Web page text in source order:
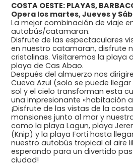
COSTA OESTE: PLAYAS,
Opera los martes, Jueves y
La mejor combinación de viaje
autobús/catamaran.
Disfrute de las espectaculares
en nuestro catamaran, disfrute
cristalinas. Visitaremos la playa
playa de Cas Abao.
Después del almuerzo nos
Cueva Azul (solo se puede
sol y el cielo transforman esta
una impresionante «habitación
¡Disfrute de las vistas de la
mansiones junto al mar y
como la playa Lagun, playa
(Knip) y la playa Forti hasta
nuestro autobús tropical al aire
esperando para un divertido
ciudad!